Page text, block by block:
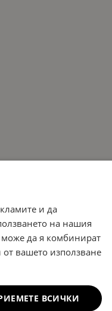
и да
на нашия
може да я комбинират
вашето използване
ВСИЧКИ